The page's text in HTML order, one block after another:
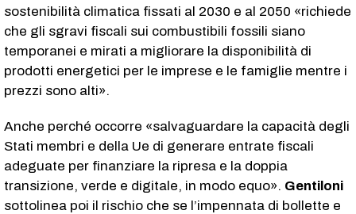
sostenibilità climatica fissati al 2030 e al 2050 «richiede
che gli sgravi fiscali sui combustibili fossili siano
temporanei e mirati a migliorare la disponibilità di
prodotti energetici per le imprese e le famiglie mentre i
prezzi sono alti».
Anche perché occorre «salvaguardare la capacità degli
Stati membri e della Ue di generare entrate fiscali
adeguate per finanziare la ripresa e la doppia
transizione, verde e digitale, in modo equo». Gentiloni
sottolinea poi il rischio che se l’impennata di bollette e